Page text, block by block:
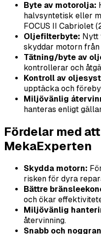
Byte av motorolja:
halvsyntetisk eller
FOCUS II Cabriolet
Oljefilterbyte: Nytt
skyddar motorn
Tätning/byte av
kontrollerar och
Kontroll av
upptäcka och
Miljövänlig
hanteras enligt
Fördelar med
MekaExperten
Skydda motorn:
risken för dyra
Bättre
och ökar
Miljövänlig
återvinning.
Snabb och